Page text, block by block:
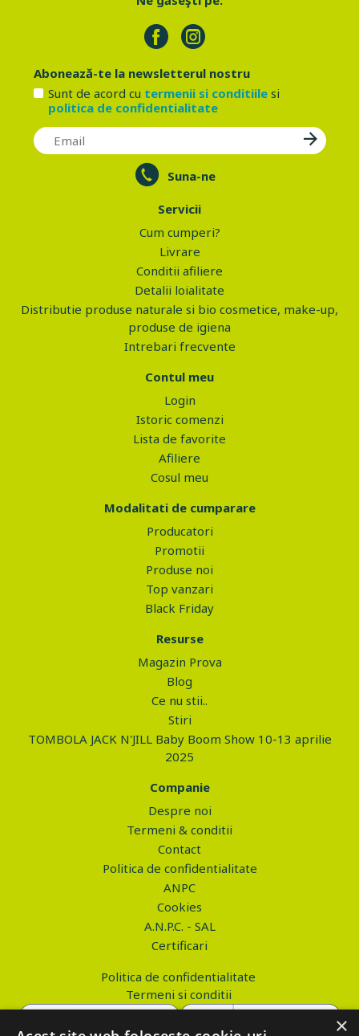
Abonează-te la newsletterul nostru
Sunt de acord cu termenii si conditiilesi
politica de confidentialitate
Suna-ne
Servicii
Cum cumperi?
Livrare
Conditii afiliere
Detalii loialitate
Distributie produse naturale si bio cosmetice, make-up,
produse de igiena
Intrebari frecvente
Contul meu
Login
Istoric comenzi
Lista de favorite
Afiliere
Cosul meu
Modalitati de cumparare
Producatori
Promotii
Produse noi
Top vanzari
Black Friday
Resurse
Magazin Prova
Blog
Ce nu stii..
Stiri
TOMBOLA JACK N'JILL Baby Boom Show 10-13 aprilie
2025
Companie
Despre noi
Termeni & conditii
Contact
Politica de confidentialitate
ANPC
Cookies
A.N.P.C. - SAL
Certificari
Politica de confidentialitate
Termeni si conditii
×